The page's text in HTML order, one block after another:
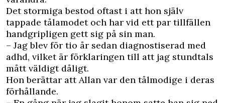
Det stormiga bestod oftast i att hon själv
tappade tålamodet och har vid ett par tillfällen
handgripligen gett sig på sin man.
– Jag blev för tio år sedan ­diagnostiserad med
adhd, vilket är förklaringen till att jag stundtals
mått väldigt dåligt.
Hon berättar att Allan var den tålmodige i deras
förhållande.